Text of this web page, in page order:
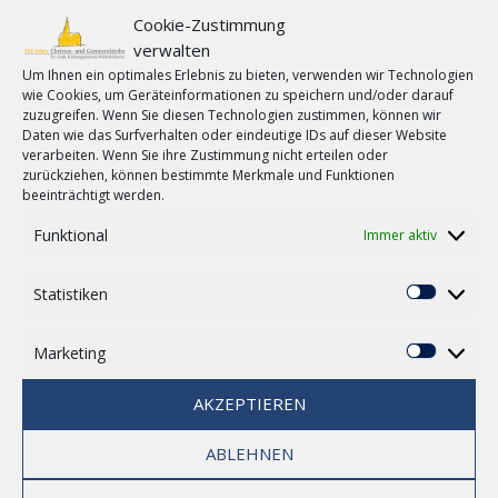
Cookie-Zustimmung
verwalten
Um Ihnen ein optimales Erlebnis zu bieten, verwenden wir Technologien
wie Cookies, um Geräteinformationen zu speichern und/oder darauf
zuzugreifen. Wenn Sie diesen Technologien zustimmen, können wir
Daten wie das Surfverhalten oder eindeutige IDs auf dieser Website
verarbeiten. Wenn Sie ihre Zustimmung nicht erteilen oder
zurückziehen, können bestimmte Merkmale und Funktionen
beeinträchtigt werden.
Funktional Immer aktiv
Statistiken
Marketing
AKZEPTIEREN
ABLEHNEN
Meditation. Diesmal mit Impulsen zu den
Sterndeutern. 19.00 Uhr in der Heppenser Kirche
#abendstille ...
[MEHR...]
02
JAN.
0
aus. Der geplante Abendklang
und einem seiner Schüler F.
Hark fällt aus, wegen
Krankheit-. Er wird am 24.
Februar nachgeholt.
Marcel Kuchler inHavenkirche